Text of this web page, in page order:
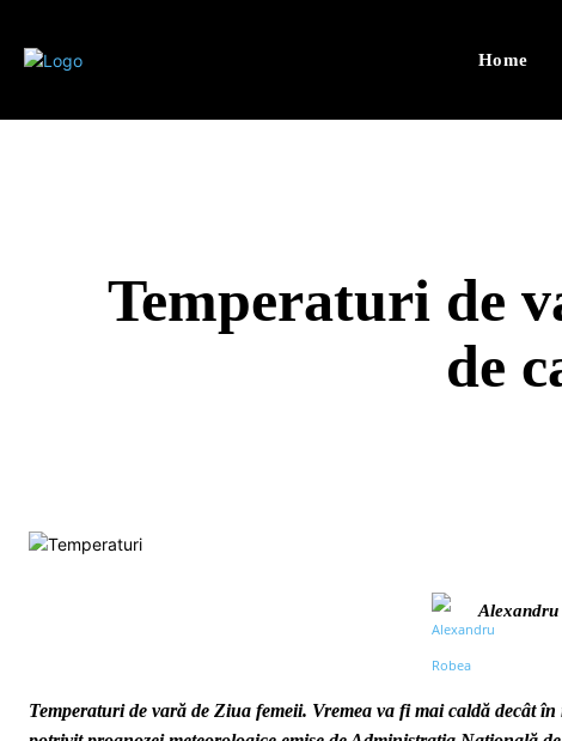
Home
Temperaturi de
de
Alexandru
Temperaturi de vară de Ziua femeii. Vremea va fi mai caldă decât